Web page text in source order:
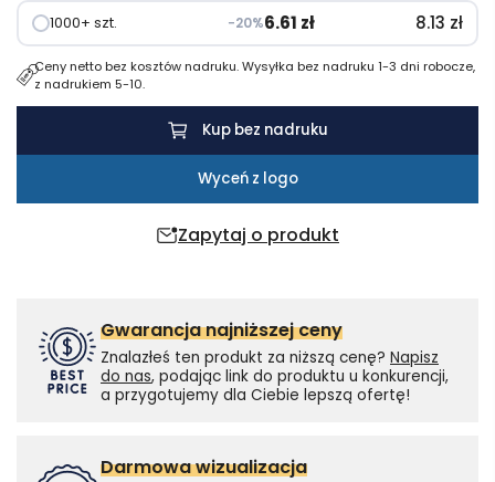
Zapytaj o produkt
1000+ szt. −20%6.61 zł 8.13 zł
Ceny netto bez kosztów nadruku. Wysyłka bez nadruku 1-3 dni robocze,
z nadrukiem 5-10.
Kup bez nadruku
Wyceń z logo
Gwarancja najniższej ceny
Znalazłeś ten produkt za niższą cenę? Napisz
do nas, podając link do produktu u konkurencji,
a przygotujemy dla Ciebie lepszą ofertę!
Darmowa wizualizacja